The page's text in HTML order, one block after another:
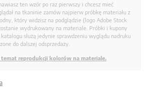
ten wzór po raz pierwszy i chcesz mieć
na tkaninie zamów najpierw próbkę materiału z
który widzisz na podglądzie (logo Adobe Stock
wydrukowany na materiale. Próbki i kupony
służą jedynie sprawdzeniu wyglądu nadruku
do dalszej odsprzedaży.
temat reprodukcji kolorów na materiale.